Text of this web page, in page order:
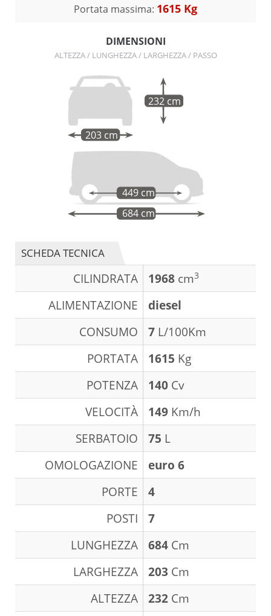
Portata massima: 1615 Kg
DIMENSIONI
ALTEZZA / LUNGHEZZA / LARGHEZZA / PASSO
203 cm
232 cm
684 cm
449 cm
SCHEDA TECNICA
CILINDRATA 1968 cm3
ALIMENTAZIONE
diesel
CONSUMO
7 L/100Km
PORTATA
1615 Kg
POTENZA
140 Cv
VELOCITÀ
149 Km/h
SERBATOIO
75 L
OMOLOGAZIONE
euro 6
PORTE
4
POSTI
7
LUNGHEZZA
684 Cm
LARGHEZZA
203 Cm
ALTEZZA
232 Cm